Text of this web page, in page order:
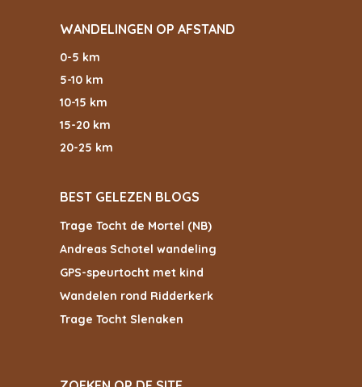
WANDELINGEN OP AFSTAND
0-5 km
5-10 km
10-15 km
15-20 km
20-25 km
BEST GELEZEN BLOGS
Trage Tocht de Mortel (NB)
Andreas Schotel wandeling
GPS-speurtocht met kind
Wandelen rond Ridderkerk
Trage Tocht Slenaken